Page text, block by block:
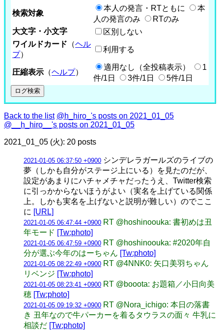
検索対象
本人の発言・RTともに
本
人の発言のみ
RTのみ
大文字・小文字
区別しない
ワイルドカード （ヘル
プ）
利用する
圧縮表示 （ヘルプ）
適用なし（全投稿表示）
1
件/1日
3件/1日 5件/1日
Back to the list @h_hiro_'s posts on 2021_01_05
@__h_hiro__'s posts on 2021_01_05
2021_01_05 (火): 20 posts
2021-01-05 06:37:50 +0900 シンデレラガールズのライブの
夢（しかも自分がステージ上にいる）を見たのだが、
設定があまりにハチャメチャだったうえ、Twitter検索
に引っかからないほうがよい（実名を上げている関係
上。しかも実名を上げないと説明が難しい）のでここ
に [URL]
2021-01-05 06:47:44 +0900 RT @hoshinoouka: 書初めは丑
年モード [Tw:photo]
2021-01-05 06:47:59 +0900 RT @hoshinoouka: #2020年自
分が選ぶ今年のはーちゃん [Tw:photo]
2021-01-05 08:22:49 +0900 RT @4NNK0: 矢口美羽ちゃん
リベンジ [Tw:photo]
2021-01-05 08:23:41 +0900 RT @booota: お題箱／小日向美
穂 [Tw:photo]
2021-01-05 09:19:32 +0900 RT @Nora_ichigo: 本日の落書
き 丑年なので牛パーカーを着るタウラスの面々 牛乳に
相談だ [Tw:photo]